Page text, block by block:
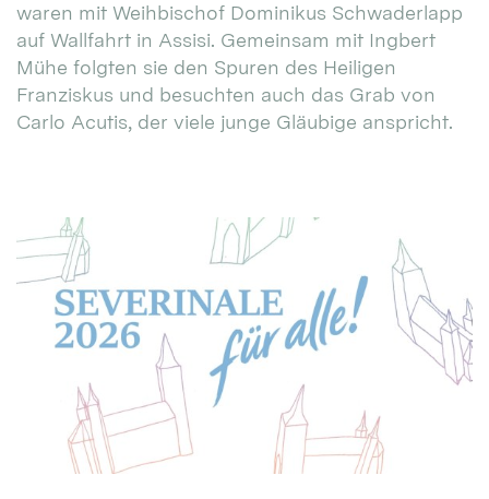
waren mit Weihbischof Dominikus Schwaderlapp
auf Wallfahrt in Assisi. Gemeinsam mit Ingbert
Mühe folgten sie den Spuren des Heiligen
Franziskus und besuchten auch das Grab von
Carlo Acutis, der viele junge Gläubige anspricht.